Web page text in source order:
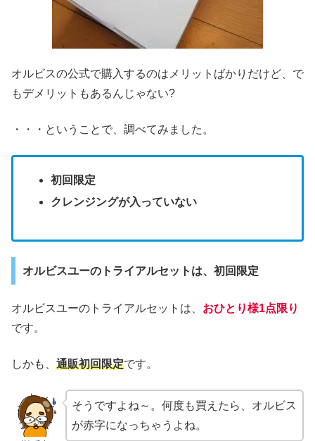
オルビスの公式で購入するのはメリットばかりだけど、で
もデメリットもあるんじゃない?
・・・ということで、調べてみました。
初回限定
クレンジングが入っていない
オルビスユーのトライアルセットは、初回限定
オルビスユーのトライアルセットは、 おひとり様1点限り
です。
しかも、 通販初回限定です。
そうですよね～。何度も買えたら、オルビス
が赤字になっちゃうよね。